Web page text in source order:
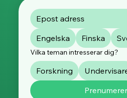
Engelska Finska
Vilka teman intresserar dig?
Forskning